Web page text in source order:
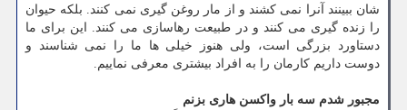
شان ببینند آنرا نمی کشند و از مار روغن گیری نمی کنند. بلکه حیوان
را زنده گیری می کنند و در طبیعت رهاسازی می کنند. این برای ما
دستاورد بزرگی است، ولی هنوز خیلی ها ما را نمی شناسند و
دوست داریم کارمان را به افراد بیشتری معرفی نماییم.
مجبور شدم سه بار واکسن هاری بزنم